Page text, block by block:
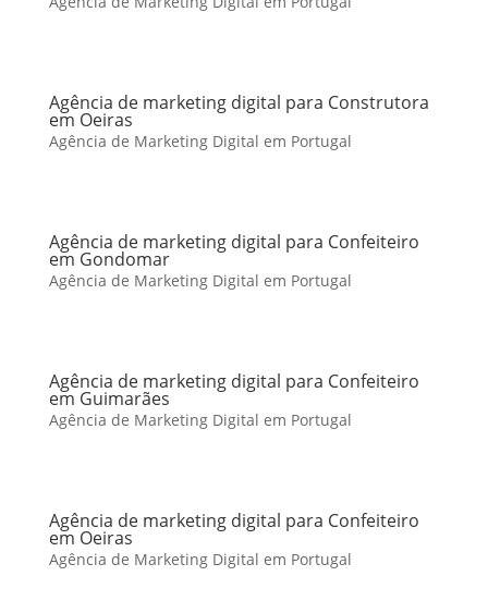
Agência de marketing digital para Construtora
em Oeiras
Agência de Marketing Digital em Portugal
Agência de marketing digital para Confeiteiro
em Gondomar
Agência de Marketing Digital em Portugal
Agência de marketing digital para Confeiteiro
em Guimarães
Agência de Marketing Digital em Portugal
Agência de marketing digital para Confeiteiro
em Oeiras
Agência de Marketing Digital em Portugal